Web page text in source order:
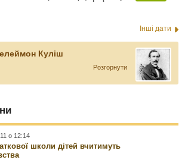
Інші дати
Куліш
Розгорнути
о 12:14
школи дітей вчитимуть